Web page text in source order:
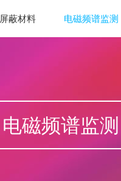
屏蔽材料 电磁频谱监测
电磁频谱监测